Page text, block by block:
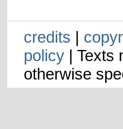
credits |
policy| Texts
otherwise